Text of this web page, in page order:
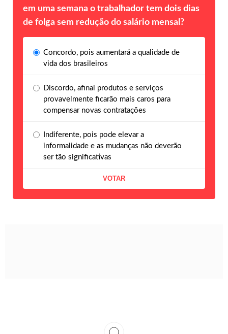
em uma semana o trabalhador tem dois dias
de folga sem redução do salário mensal?
Concordo, pois aumentará a qualidade de
vida dos brasileiros
Discordo, afinal produtos e serviços
provavelmente ficarão mais caros para
compensar novas contratações
Indiferente, pois pode elevar a
informalidade e as mudanças não deverão
ser tão significativas